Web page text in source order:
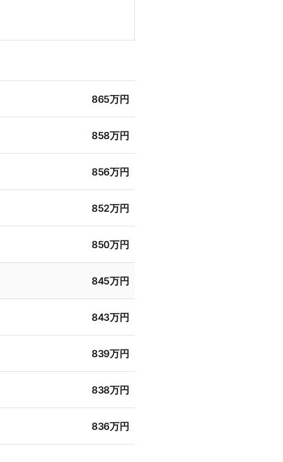
865万円
858万円
856万円
852万円
850万円
845万円
843万円
839万円
838万円
836万円